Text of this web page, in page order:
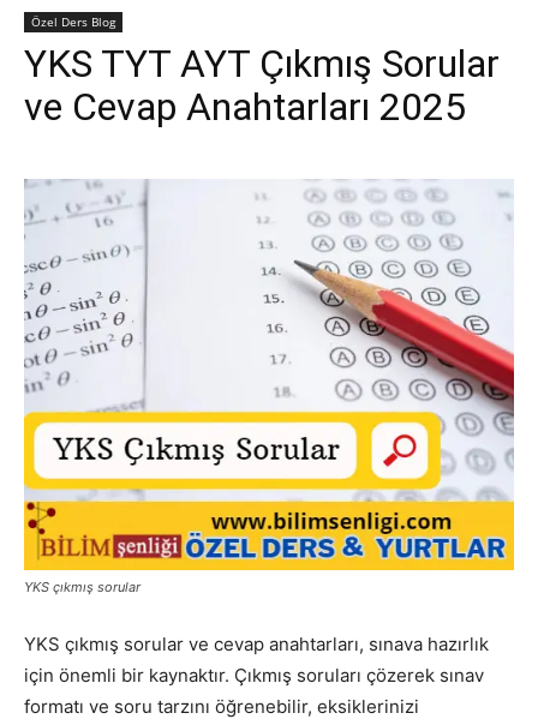
Özel Ders Blog
YKS TYT AYT Çıkmış Sorular
ve Cevap Anahtarları 2025
YKS çıkmış sorular
YKS çıkmış sorular ve cevap anahtarları, sınava hazırlık
için önemli bir kaynaktır. Çıkmış soruları çözerek sınav
formatı ve soru tarzını öğrenebilir, eksiklerinizi